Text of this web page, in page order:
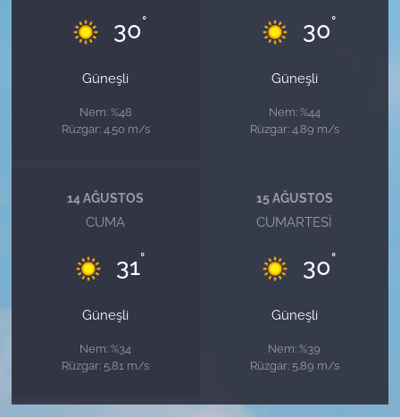
30°
Güneşli
Nem: %48
Rüzgar: 4.50 m/s
30°
Güneşli
Nem: %44
Rüzgar: 4.89 m/s
14 AĞUSTOS
CUMA
31°
Güneşli
Nem: %34
Rüzgar: 5.81 m/s
15 AĞUSTOS
CUMARTESI
30°
Güneşli
Nem: %39
Rüzgar: 5.89 m/s